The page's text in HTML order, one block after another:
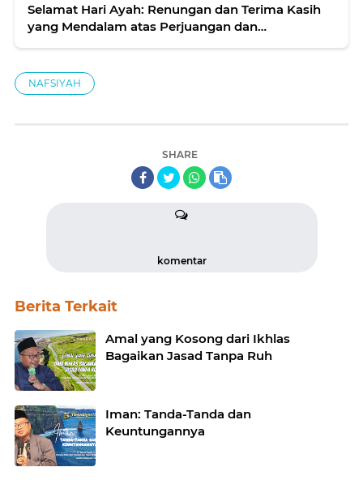
Selamat Hari Ayah: Renungan dan Terima Kasih
yang Mendalam atas Perjuangan dan
NAFSIYAH
SHARE
komentar
Berita Terkait
Amal yang Kosong dari Ikhlas
Bagaikan Jasad Tanpa Ruh
Iman: Tanda-Tanda dan
Keuntungannya